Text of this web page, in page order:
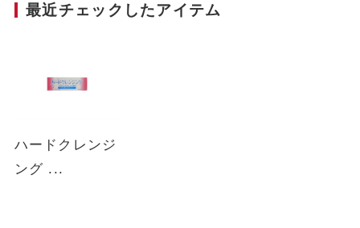
最近チェックしたアイテム
ハードクレンジ
ング ...